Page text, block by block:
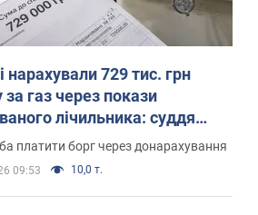
нарахували 729 тис. грн
за газ через покази
лічильника: суддя
неочікуване рішення
платити борг через донарахування
09:53 10,0 т.